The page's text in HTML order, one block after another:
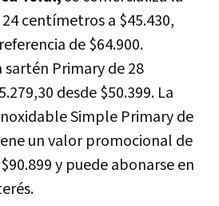
centímetros a $45.430,
de $64.900.
Primary de 28
desde $50.399. La
Simple Primary de
un valor promocional de
y puede abonarse en